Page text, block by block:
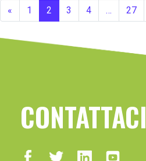
« 1 2 3 4 … 27
CONTATTACI